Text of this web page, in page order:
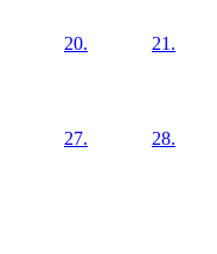
20. 21.
27. 28.